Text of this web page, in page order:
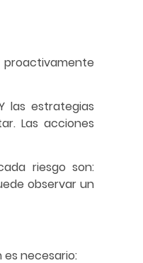
proactivamente
las estrategias
Las acciones
riesgo son:
observar un
necesario: